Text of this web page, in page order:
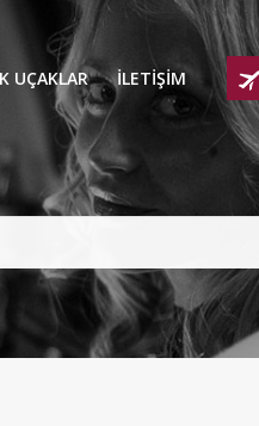
UÇAKLAR
UÇAKLARI
KABİNLİ UÇAKLAR
KABİNLİ UÇAKLAR
İLETİŞİM